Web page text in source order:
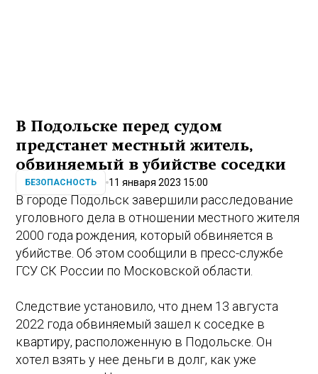
В Подольске перед судом
предстанет местный житель,
обвиняемый в убийстве соседки
БЕЗОПАСНОСТЬ 11 января 2023 15:00
В городе Подольск завершили расследование
уголовного дела в отношении местного жителя
2000 года рождения, который обвиняется в
убийстве. Об этом сообщили в пресс-службе
ГСУ СК России по Московской области.
Следствие установило, что днем 13 августа
2022 года обвиняемый зашел к соседке в
квартиру, расположенную в Подольске. Он
хотел взять у нее деньги в долг, как уже